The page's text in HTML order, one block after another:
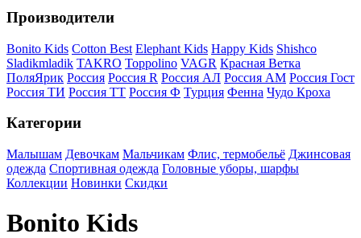
Производители
Bonito Kids Cotton Best Elephant Kids Happy Kids Shishco
Sladikmladik TAKRO Toppolino VAGR Красная Ветка
ПоляЯрик Россия Россия R Россия АЛ Россия АМ Россия Гост
Россия ТИ Россия ТТ Россия Ф Турция Фенна Чудо Кроха
Категории
Малышам Девочкам Мальчикам Флис, термобельё Джинсовая
одежда Спортивная одежда Головные уборы, шарфы
Коллекции Новинки Скидки
Bonito Kids